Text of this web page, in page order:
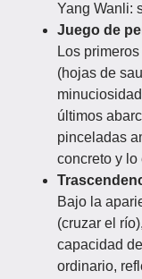
Yang Wanli:
Juego de
Los
(hojas de
últimos
pinceladas
concreto y lo
Bajo la
(cruzar el
capacidad
ordinario,